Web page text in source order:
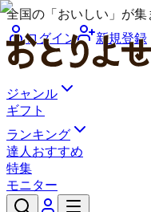
全国の「おいしい」が
ログイン
新規登録
ジャンル
ギフト
ランキング
達人おすすめ
特集
モニター